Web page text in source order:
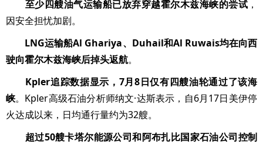
至少四艘油气运输船已放弃穿越霍尔木兹海峡的尝试 ，
因安全担忧加剧。
LNG运输船Al Ghariya、Duhail和Al Ruwais均在向西
驶向霍尔木兹海峡后掉头返航。
Kpler追踪数据显示，7月8日仅有四艘油轮通过了该海
峡。Kpler高级石油分析师纳文·达斯表示，自6月17日美伊停
火达成以来，日均通行量约为32艘。
超过50艘卡塔尔能源公司和阿布扎比国家石油公司控制